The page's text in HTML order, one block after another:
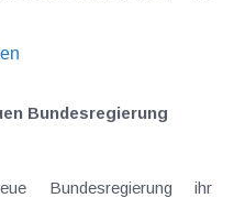
Bundesregierung
Bundesregierung ihr